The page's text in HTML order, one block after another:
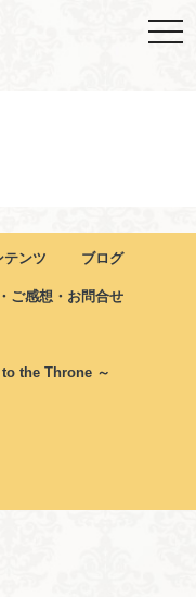
テンツ ブログ
ご感想・お問合せ
the Throne ～